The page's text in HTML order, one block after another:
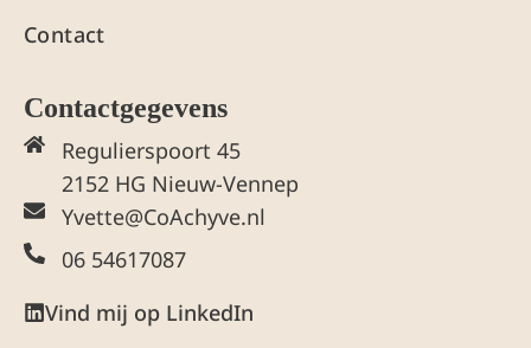
Contact
Contactgegevens
Regulierspoort 45
2152 HG Nieuw-Vennep
Yvette@CoAchyve.nl
06 54617087
Vind mij op LinkedIn